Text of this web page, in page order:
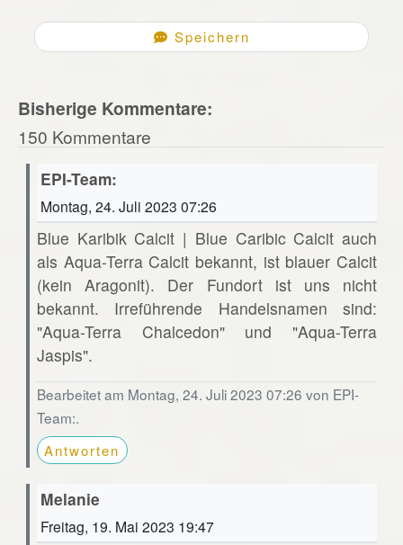
Speichern
Bisherige Kommentare:
150 Kommentare
EPI-Team:
Montag, 24. Juli 2023 07:26
Blue Karibik Calcit | Blue Caribic Calcit auch
als Aqua-Terra Calcit bekannt, ist blauer Calcit
(kein Aragonit). Der Fundort ist uns nicht
bekannt. Irreführende Handelsnamen sind:
"Aqua-Terra Chalcedon" und "Aqua-Terra
Jaspis".
Bearbeitet am Montag, 24. Juli 2023 07:26 von EPI-
Team:.
Antworten
Melanie
Freitag, 19. Mai 2023 19:47